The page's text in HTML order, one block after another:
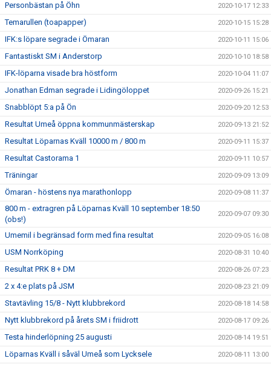
Personbästan på Öhn 2020-10-17 12:33
Temarullen (toapapper) 2020-10-15 15:28
IFK:s löpare segrade i Ömaran 2020-10-11 15:06
Fantastiskt SM i Anderstorp 2020-10-10 18:58
IFK-löparna visade bra höstform 2020-10-04 11:07
Jonathan Edman segrade i Lidingöloppet 2020-09-26 15:21
Snabblöpt 5:a på Ön 2020-09-20 12:53
Resultat Umeå öppna kommunmästerskap 2020-09-13 21:52
Resultat Löparnas Kväll 10000 m / 800 m 2020-09-11 15:37
Resultat Castorama 1 2020-09-11 10:57
Träningar 2020-09-09 13:09
Ömaran - höstens nya marathonlopp 2020-09-08 11:37
800 m - extragren på Löparnas Kväll 10 september 18:50
(obs!)
2020-09-07 09:30
Umemil i begränsad form med fina resultat 2020-09-05 16:08
USM Norrköping 2020-08-31 10:40
Resultat PRK 8 + DM 2020-08-26 07:23
2 x 4:e plats på JSM 2020-08-23 21:09
Stavtävling 15/8 - Nytt klubbrekord 2020-08-18 14:58
Nytt klubbrekord på årets SM i friidrott 2020-08-17 09:26
Testa hinderlöpning 25 augusti 2020-08-14 19:51
Löparnas Kväll i såväl Umeå som Lycksele 2020-08-11 13:00